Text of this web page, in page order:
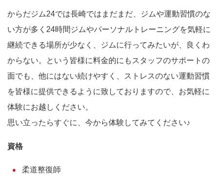
からだジム24では長崎ではまだまだ、ジムや運動習慣のな
い方が多く24時間ジムやパーソナルトレーニングを気軽に
継続できる場所が少なく、ジムに行ってみたいが、良くわ
からない。という皆様に料金的にもスタッフのサポートの
面でも、他にはない続けやすく、ストレスのない運動習慣
を皆様に提供できるように致しておりますので、お気軽に
体験にお越しください。
思い立ったらすぐに、今から体験してみてください♪
資格
柔道整復師